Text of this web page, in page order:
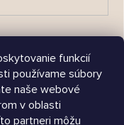
funkcií
používame súbory
naše webové
v oblasti
partneri môžu